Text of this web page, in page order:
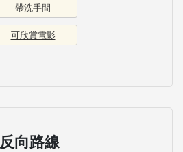
帶洗手間
可欣賞電影
反向路線